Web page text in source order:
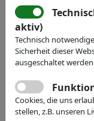
Das 10.
Zukunft
aktiv)
Technisch
Sicherheit dieser
ausgeschaltet
Cookies, die uns
stellen, z.B. unseren